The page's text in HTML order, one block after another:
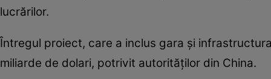
lucrărilor.
Întregul proiect, care a inclus gara și
miliarde de dolari, potrivit autorităților din China.